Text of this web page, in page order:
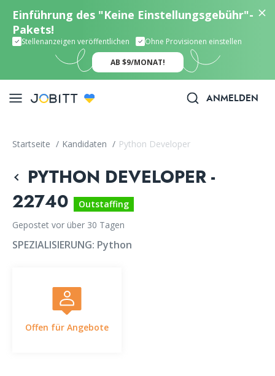
Einführung des "Keine Einstellungsgebühr"-
Pakets!
Stellenanzeigen veröffentlichen Ohne Provisionen einstellen
AB $9/MONAT!
ANMELDEN
Startseite / Kandidaten / Python Developer
PYTHON DEVELOPER -
22740
Outstaffing
Gepostet vor über 30 Tagen
SPEZIALISIERUNG: Python
Offen für Angebote